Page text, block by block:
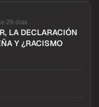
28 dias
LA DECLARACIÓN
Y ¿RACISMO